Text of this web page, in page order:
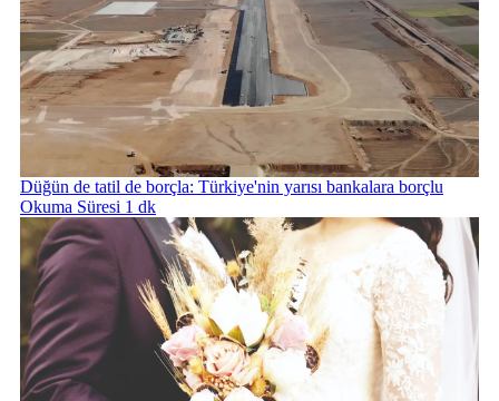
Düğün de tatil de borçla: Türkiye'nin yarısı bankalara borçlu
Okuma Süresi 1 dk